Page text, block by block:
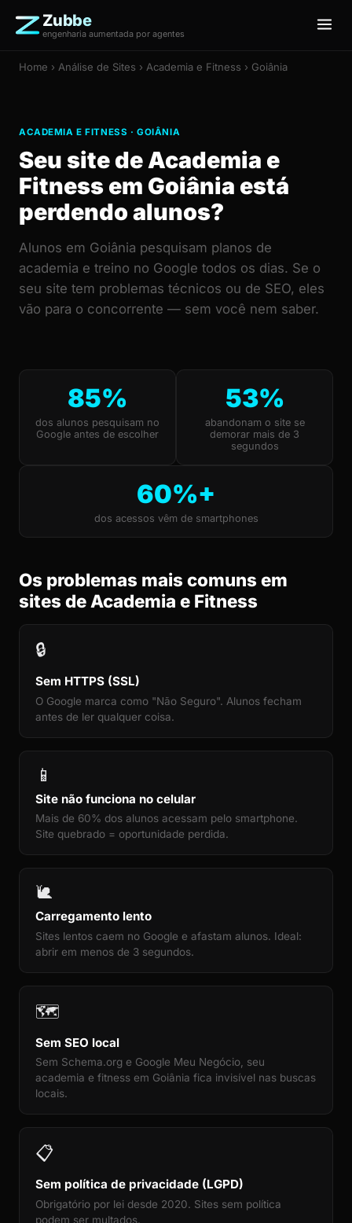
Zubbe
engenharia aumentada por agentes
Home › Análise de Sites › Academia e Fitness › Goiânia
ACADEMIA E FITNESS · GOIÂNIA
Seu site de Academia e
Fitness em Goiânia está
perdendo alunos?
Alunos em Goiânia pesquisam planos de
academia e treino no Google todos os dias. Se o
seu site tem problemas técnicos ou de SEO, eles
vão para o concorrente — sem você nem saber.
85%
dos alunos pesquisam no
Google antes de escolher
53%
abandonam o site se
demorar mais de 3
segundos
60%+
dos acessos vêm de smartphones
Os problemas mais comuns em
sites de Academia e Fitness
🔒
Sem HTTPS (SSL)
O Google marca como "Não Seguro". Alunos fecham
antes de ler qualquer coisa.
📱
Site não funciona no celular
Mais de 60% dos alunos acessam pelo smartphone.
Site quebrado = oportunidade perdida.
🐌
Carregamento lento
Sites lentos caem no Google e afastam alunos. Ideal:
abrir em menos de 3 segundos.
🗺️
Sem SEO local
Sem Schema.org e Google Meu Negócio, seu
academia e fitness em Goiânia fica invisível nas buscas
locais.
📋
Sem política de privacidade (LGPD)
Obrigatório por lei desde 2020. Sites sem política
podem ser multados.